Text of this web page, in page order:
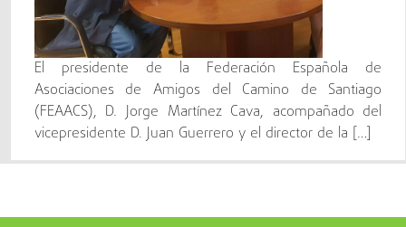
El presidente de la Federación Española de
Asociaciones de Amigos del Camino de Santiago
(FEAACS), D. Jorge Martínez Cava, acompañado del
vicepresidente D. Juan Guerrero y el director de la […]